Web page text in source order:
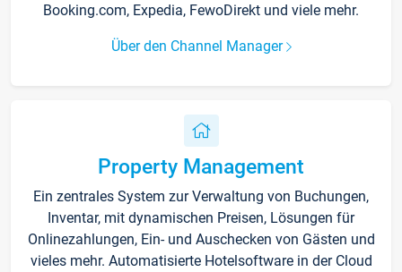
Booking.com, Expedia, FewoDirekt und viele mehr.
Über den Channel Manager
Property Management
Ein zentrales System zur Verwaltung von Buchungen,
Inventar, mit dynamischen Preisen, Lösungen für
Onlinezahlungen, Ein- und Auschecken von Gästen und
vieles mehr. Automatisierte Hotelsoftware in der Cloud